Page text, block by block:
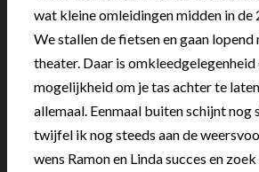
wat kleine omleidingen midden in de
We stallen de fietsen en gaan
theater. Daar is omkleedgelegenheid
mogelijkheid om je tas achter te
allemaal. Eenmaal buiten schijnt nog
twijfel ik nog steeds aan de
wens Ramon en Linda succes en